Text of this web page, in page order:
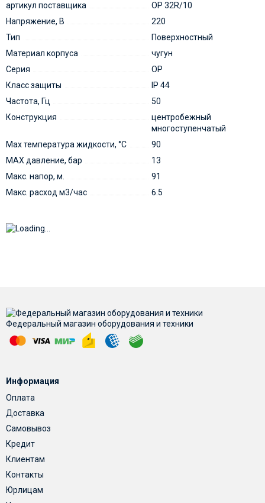
артикул поставщика
OP 32R/10
Напряжение, В
220
Тип
Поверхностный
Материал корпуса
чугун
Серия
ОР
Класс защиты
IP 44
Частота, Гц
50
Конструкция
центробежный
многоступенчатый
Мах температура жидкости, °С
90
MAX давление, бар
13
Макс. напор, м.
91
Макс. расход м3/час
6.5
Федеральный магазин оборудования и техники
Информация
Оплата
Доставка
Самовывоз
Кредит
Клиентам
Контакты
Юрлицам